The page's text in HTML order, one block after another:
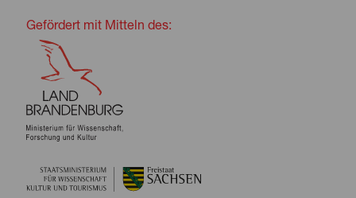
Gefördert mit Mitteln des: